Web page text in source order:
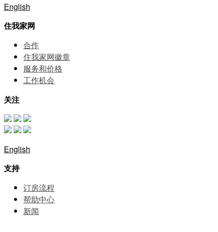
English
住我家网
合作
住我家网徽章
服务和价格
⼯作机会
关注
English
支持
订房流程
帮助中⼼
新闻